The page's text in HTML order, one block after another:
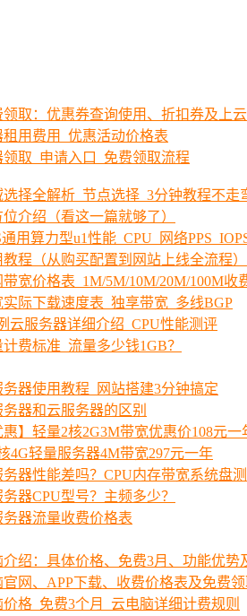
领取：优惠券查询使用、折扣券及上
租用费用_优惠活动价格表
取_申请入口_免费领取流程
择全解析_节点选择_3分钟教程不走
介绍（看这一篇就够了）
用算力型u1性能_CPU_网络
程（从购买配置到网站上线全流程）
宽价格表_1M/5M/10M/20M/100M收
际下载速度表_独享带宽_多线BGP
云服务器详细介绍_CPU性能测评
费标准_流量多少钱1GB？
器使用教程_网站搭建3分钟搞定
器和云服务器的区别
惠】轻量2核2G3M带宽优惠价108元一
4G轻量服务器4M带宽297元一年
器性能差吗？CPU内存带宽系统盘
器CPU型号？主频多少？
器流量收费价格表
介绍：具体价格、免费3月、功能优势
网、APP下载、收费价格表及免费
格_免费3个月_云电脑详细计费规则